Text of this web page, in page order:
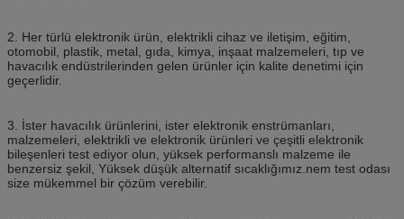
2. Her türlü elektronik ürün, elektrikli cihaz ve iletişim, eğitim,
otomobil, plastik, metal, gıda, kimya, inşaat malzemeleri, tıp ve
havacılık endüstrilerinden gelen ürünler için kalite denetimi için
geçerlidir.
3. İster havacılık ürünlerini, ister elektronik enstrümanları,
malzemeleri, elektrikli ve elektronik ürünleri ve çeşitli elektronik
bileşenleri test ediyor olun, yüksek performanslı malzeme ile
benzersiz şekil, Yüksek düşük alternatif sıcaklığımız.nem test odası
size mükemmel bir çözüm verebilir.